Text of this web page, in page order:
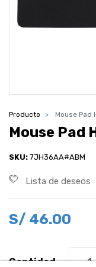
Producto Mouse Pad
Mouse Pad
SKU: 7JH36AA#ABM
Lista de deseos
S/ 46.00
Cantidad